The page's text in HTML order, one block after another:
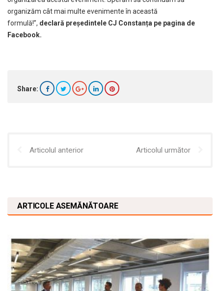
organizăm cât mai multe evenimente în această
formulă!”, declară președintele CJ Constanța pe pagina de
Facebook.
Share:
Articolul anterior Articolul următor
ARTICOLE ASEMĂNĂTOARE